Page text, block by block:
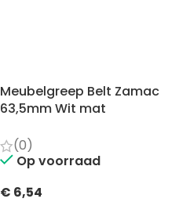
Meubelgreep Belt Zamac
63,5mm Wit mat
(0)
Op voorraad
€ 6,54